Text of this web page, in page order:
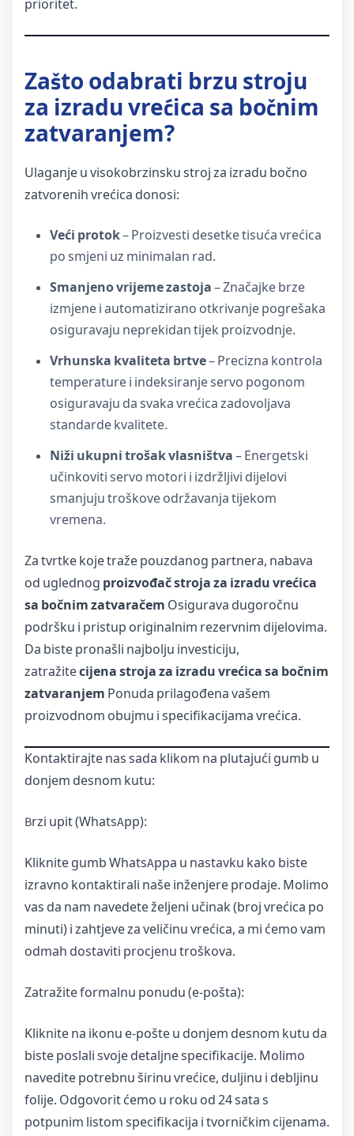
prioritet.
Zašto odabrati brzu stroju
za izradu vrećica sa bočnim
zatvaranjem?
Ulaganje u visokobrzinsku stroj za izradu bočno
zatvorenih vrećica donosi:
Veći protok– Proizvesti desetke tisuća vrećica
po smjeni uz minimalan rad.
Smanjeno vrijeme zastoja– Značajke brze
izmjene i automatizirano otkrivanje pogrešaka
osiguravaju neprekidan tijek proizvodnje.
Vrhunska kvaliteta brtve– Precizna kontrola
temperature i indeksiranje servo pogonom
osiguravaju da svaka vrećica zadovoljava
standarde kvalitete.
Niži ukupni trošak vlasništva– Energetski
učinkoviti servo motori i izdržljivi dijelovi
smanjuju troškove održavanja tijekom
vremena.
Za tvrtke koje traže pouzdanog partnera, nabava
od uglednog proizvođač stroja za izradu vrećica
sa bočnim zatvaračem Osigurava dugoročnu
podršku i pristup originalnim rezervnim dijelovima.
Da biste pronašli najbolju investiciju,
zatražitecijena stroja za izradu vrećica sa bočnim
zatvaranjem Ponuda prilagođena vašem
proizvodnom obujmu i specifikacijama vrećica.
Kontaktirajte nas sada klikom na plutajući gumb u
donjem desnom kutu:
Brzi upit (WhatsApp):
Kliknite gumb WhatsAppa u nastavku kako biste
izravno kontaktirali naše inženjere prodaje. Molimo
vas da nam navedete željeni učinak (broj vrećica po
minuti) i zahtjeve za veličinu vrećica, a mi ćemo vam
odmah dostaviti procjenu troškova.
Zatražite formalnu ponudu (e-pošta):
Kliknite na ikonu e-pošte u donjem desnom kutu da
biste poslali svoje detaljne specifikacije. Molimo
navedite potrebnu širinu vrećice, duljinu i debljinu
folije. Odgovorit ćemo u roku od 24 sata s
potpunim listom specifikacija i tvorničkim cijenama.